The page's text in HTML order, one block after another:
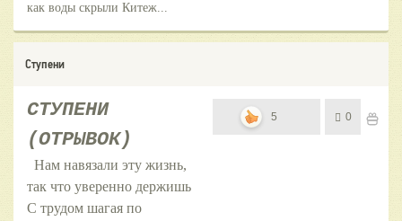
как воды скрыли Китеж...
Ступени
СТУПЕНИ
(ОТРЫВОК)
Нам навязали эту жизнь,
так что уверенно держишь
С трудом шагая по
5 0